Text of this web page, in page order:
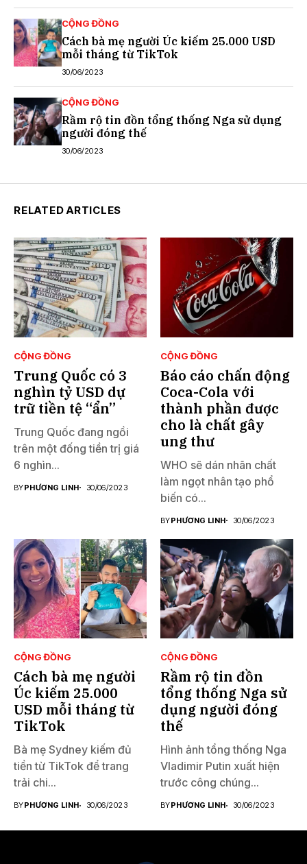
CỘNG ĐỒNG
Cách bà mẹ người Úc kiếm 25.000 USD
mỗi tháng từ TikTok
30/06/2023
CỘNG ĐỒNG
Rầm rộ tin đồn tổng thống Nga sử dụng
người đóng thế
30/06/2023
RELATED ARTICLES
CỘNG ĐỒNG
Trung Quốc có 3
nghìn tỷ USD dự
trữ tiền tệ “ẩn”
Trung Quốc đang ngồi
trên một đống tiền trị giá
6 nghìn...
BYPHƯƠNG LINH 30/06/2023
CỘNG ĐỒNG
Báo cáo chấn động
Coca-Cola với
thành phần được
cho là chất gây
ung thư
WHO sẽ dán nhãn chất
làm ngọt nhân tạo phổ
biến có...
BYPHƯƠNG LINH 30/06/2023
CỘNG ĐỒNG
Cách bà mẹ người
Úc kiếm 25.000
USD mỗi tháng từ
TikTok
Bà mẹ Sydney kiếm đủ
tiền từ TikTok để trang
trải chi...
BYPHƯƠNG LINH 30/06/2023
CỘNG ĐỒNG
Rầm rộ tin đồn
tổng thống Nga sử
dụng người đóng
thế
Hình ảnh tổng thống Nga
Vladimir Putin xuất hiện
trước công chúng...
BYPHƯƠNG LINH 30/06/2023